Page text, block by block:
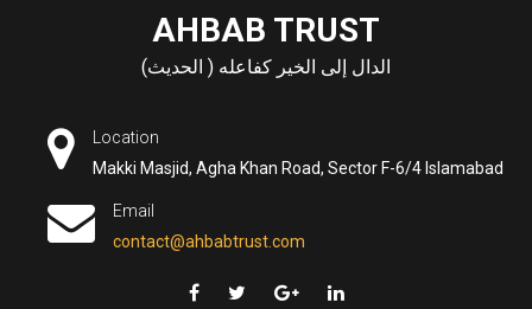
AHBAB TRUST
الدال إلى الخير كفاعله ( الحديث)
Location
Makki Masjid, Agha Khan Road, Sector F-6/4 Islamabad
Email
contact@ahbabtrust.com